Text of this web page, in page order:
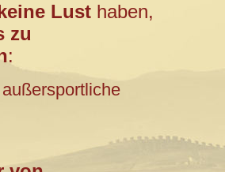
Lust haben,
zu
: